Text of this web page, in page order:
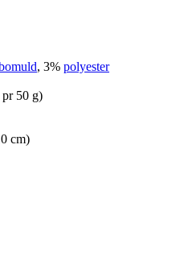
, 3% polyester
pr 50 g)
cm)